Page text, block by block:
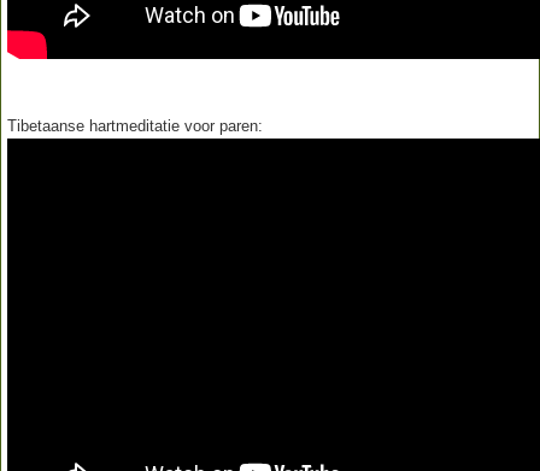
Tibetaanse hartmeditatie voor paren: